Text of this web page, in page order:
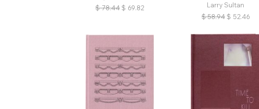
$ 78.44 $ 69.82
Larry Sultan
$ 58.94 $ 52.46